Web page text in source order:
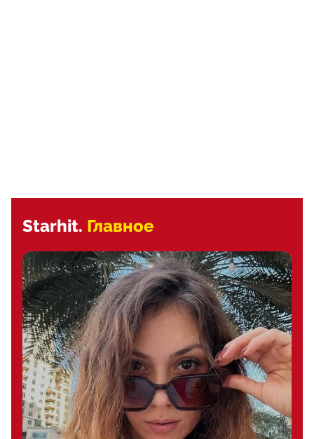
Starhit. Главное